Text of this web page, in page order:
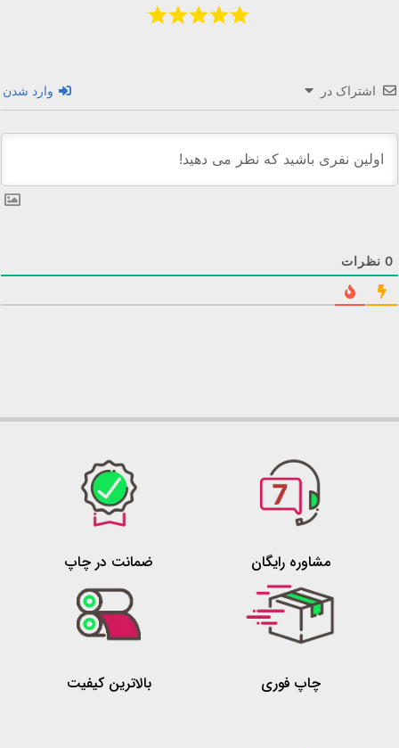
اشتراک در وارد شدن
0 نظرات
مشاوره رایگان ضمانت در چاپ
چاپ فوری بالاترین کیفیت